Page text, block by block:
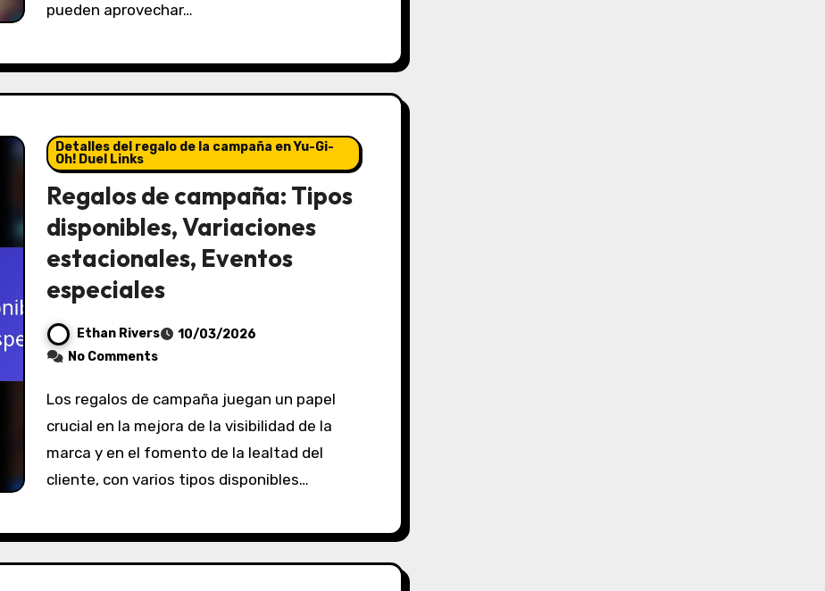
pueden aprovechar…
Detalles del regalo de la campaña en Yu-Gi-
Oh! Duel Links
Regalos de campaña: Tipos
disponibles, Variaciones
estacionales, Eventos
especiales
Ethan Rivers
10/03/2026
No Comments
Los regalos de campaña juegan un papel
crucial en la mejora de la visibilidad de la
marca y en el fomento de la lealtad del
cliente, con varios tipos disponibles…